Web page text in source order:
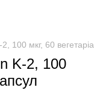
100 мкг, 60
K-2, 100